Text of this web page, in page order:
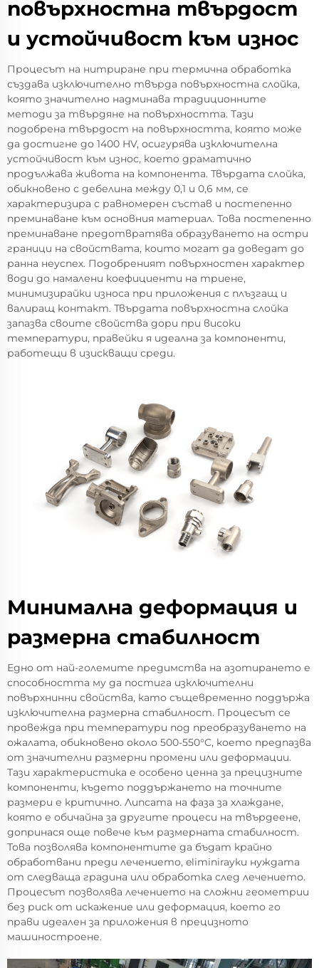
повърхностна твърдост
и устойчивост към износ
Процесът на нитриране при термична обработка
създава изключително твърда повърхностна слойка,
която значително надминава традиционните
методи за твърдяне на повърхността. Тази
подобрена твърдост на повърхността, която може
да достигне до 1400 HV, осигурява изключителна
устойчивост към износ, което драматично
продължава живота на компонента. Твърдата слойка,
обикновено с дебелина между 0,1 и 0,6 мм, се
характеризира с равномерен състав и постепенно
преминаване към основния материал. Това постепенно
преминаване предотвратява образуването на остри
граници на свойствата, които могат да доведат до
ранна неуспех. Подобреният повърхностен характер
води до намалени коефициенти на триене,
минимизирайки износа при приложения с плъзгащ и
валиращ контакт. Твърдата повърхностна слойка
запазва своите свойства дори при високи
температури, правейки я идеална за компоненти,
работещи в изискващи среди.
Минимална деформация и
размерна стабилност
Едно от най-големите предимства на азотирането е
способността му да постига изключителни
повърхнинни свойства, като същевременно поддържа
изключителна размерна стабилност. Процесът се
провежда при температури под преобразуването на
ожалата, обикновено около 500-550°C, което предпазва
от значителни размерни промени или деформации.
Тази характеристика е особено ценна за прецизните
компоненти, където поддържането на точните
размери е критично. Липсата на фаза за хлаждане,
която е обичайна за другите процеси на твърдеене,
допринася още повече към размерната стабилност.
Това позволява компонентите да бъдат крайно
обработвани преди лечението, eliminirayки нуждата
от следваща градина или обработка след лечението.
Процесът позволява лечението на сложни геометрии
без риск от искажение или деформация, което го
прави идеален за приложения в прецизното
машиностроене.